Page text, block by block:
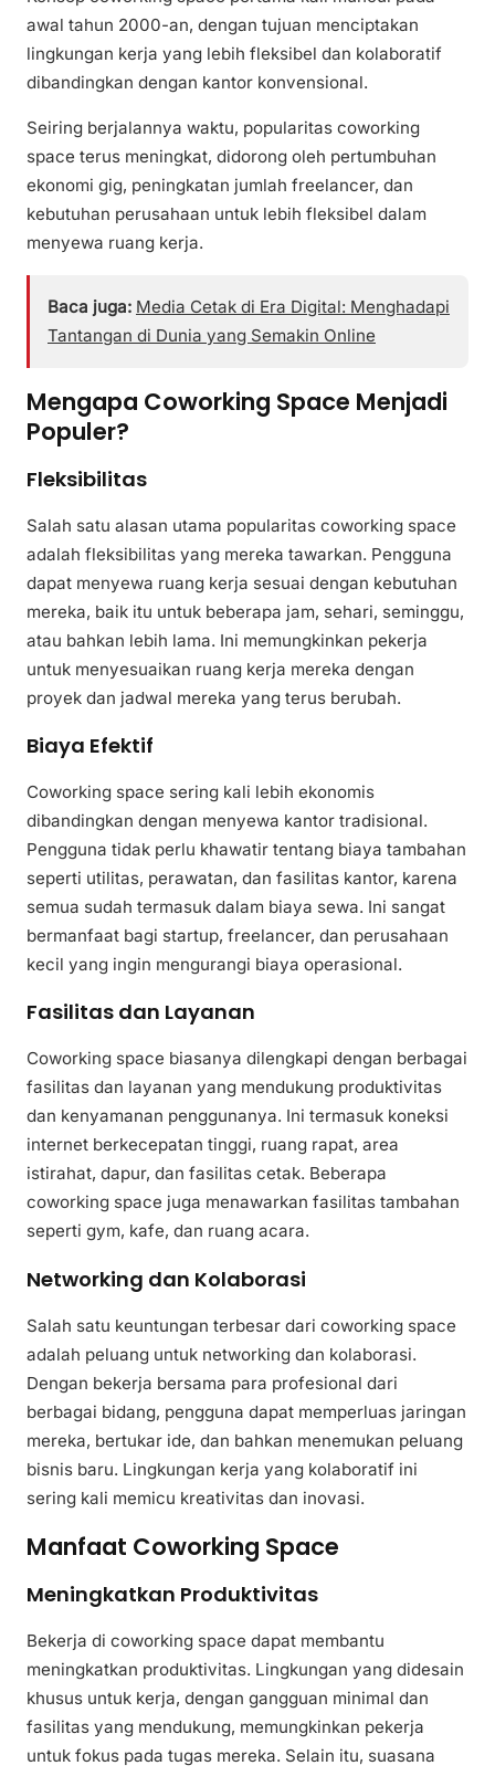
awal tahun 2000-an, dengan tujuan menciptakan
lingkungan kerja yang lebih fleksibel dan kolaboratif
dibandingkan dengan kantor konvensional.
Seiring berjalannya waktu, popularitas coworking
space terus meningkat, didorong oleh pertumbuhan
ekonomi gig, peningkatan jumlah freelancer, dan
kebutuhan perusahaan untuk lebih fleksibel dalam
menyewa ruang kerja.
Baca juga: Media Cetak di Era Digital: Menghadapi
Tantangan di Dunia yang Semakin Online
Mengapa Coworking Space Menjadi
Populer?
Fleksibilitas
Salah satu alasan utama popularitas coworking space
adalah fleksibilitas yang mereka tawarkan. Pengguna
dapat menyewa ruang kerja sesuai dengan kebutuhan
mereka, baik itu untuk beberapa jam, sehari, seminggu,
atau bahkan lebih lama. Ini memungkinkan pekerja
untuk menyesuaikan ruang kerja mereka dengan
proyek dan jadwal mereka yang terus berubah.
Biaya Efektif
Coworking space sering kali lebih ekonomis
dibandingkan dengan menyewa kantor tradisional.
Pengguna tidak perlu khawatir tentang biaya tambahan
seperti utilitas, perawatan, dan fasilitas kantor, karena
semua sudah termasuk dalam biaya sewa. Ini sangat
bermanfaat bagi startup, freelancer, dan perusahaan
kecil yang ingin mengurangi biaya operasional.
Fasilitas dan Layanan
Coworking space biasanya dilengkapi dengan berbagai
fasilitas dan layanan yang mendukung produktivitas
dan kenyamanan penggunanya. Ini termasuk koneksi
internet berkecepatan tinggi, ruang rapat, area
istirahat, dapur, dan fasilitas cetak. Beberapa
coworking space juga menawarkan fasilitas tambahan
seperti gym, kafe, dan ruang acara.
Networking dan Kolaborasi
Salah satu keuntungan terbesar dari coworking space
adalah peluang untuk networking dan kolaborasi.
Dengan bekerja bersama para profesional dari
berbagai bidang, pengguna dapat memperluas jaringan
mereka, bertukar ide, dan bahkan menemukan peluang
bisnis baru. Lingkungan kerja yang kolaboratif ini
sering kali memicu kreativitas dan inovasi.
Manfaat Coworking Space
Meningkatkan Produktivitas
Bekerja di coworking space dapat membantu
meningkatkan produktivitas. Lingkungan yang didesain
khusus untuk kerja, dengan gangguan minimal dan
fasilitas yang mendukung, memungkinkan pekerja
untuk fokus pada tugas mereka. Selain itu, suasana